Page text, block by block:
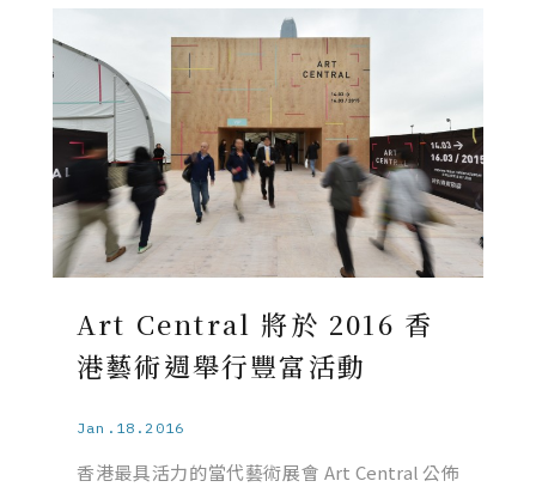
Art Central 將於 2016 香
港藝術週舉行豐富活動
Jan.18.2016
香港最具活力的當代藝術展會 Art Central 公佈